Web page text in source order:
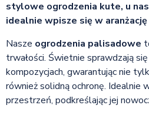
stylowe ogrodzenia kute, u
idealnie wpisze się w
Nasze ogrodzenia palisadowe
trwałości. Świetnie sprawdzają
kompozycjach, gwarantując nie
również solidną ochronę. Idealnie
przestrzeń, podkreślając jej